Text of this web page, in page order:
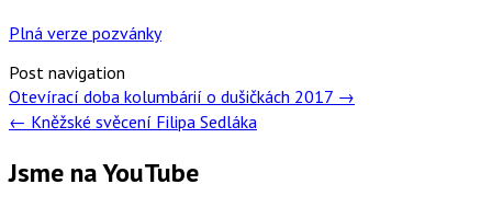
Plná verze pozvánky
Post navigation
Otevírací doba kolumbárií o dušičkách 2017 →
← Kněžské svěcení Filipa Sedláka
Jsme na YouTube